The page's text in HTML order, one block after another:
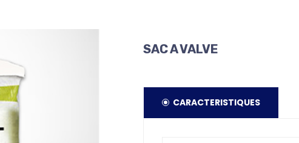
SAC A VALVE
CARACTERISTIQUES